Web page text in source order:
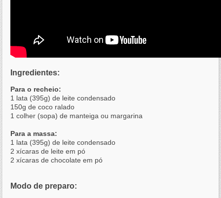
Ingredientes:
Para o recheio:
1 lata (395g) de leite condensado
150g de coco ralado
1 colher (sopa) de manteiga ou margarina
Para a massa:
1 lata (395g) de leite condensado
2 xícaras de leite em pó
2 xícaras de chocolate em pó
Modo de preparo: